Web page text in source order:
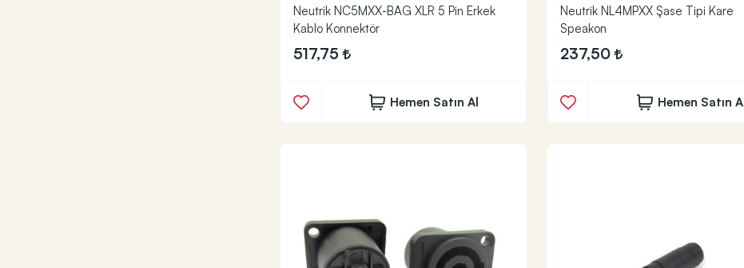
Neutrik NC5MXX-BAG XLR 5 Pin Erkek
Kablo Konnektör
517,75
Hemen Satın Al
Neutrik NL4MPXX Şase Tipi Kare
Speakon
237,50
Hemen Satın Al